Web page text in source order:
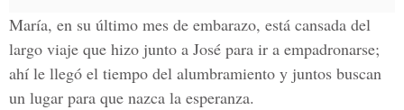
María, en su último mes de embarazo, está cansada del
largo viaje que hizo junto a José para ir a empadronarse;
ahí le llegó el tiempo del alumbramiento y juntos buscan
un lugar para que nazca la esperanza.